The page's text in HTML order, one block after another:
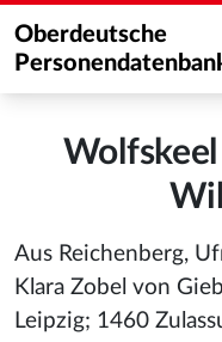
Oberdeutsche
Aus Reichenberg,
Klara Zobel von
Leipzig; 1460